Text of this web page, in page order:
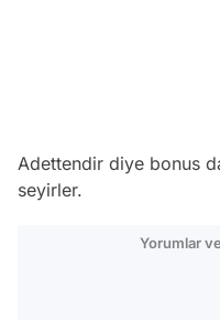
Adettendir diye bonus
seyirler.
Yorumlar